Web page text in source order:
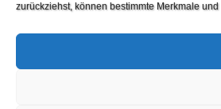
zurückziehst, können bestimmte Merkmale